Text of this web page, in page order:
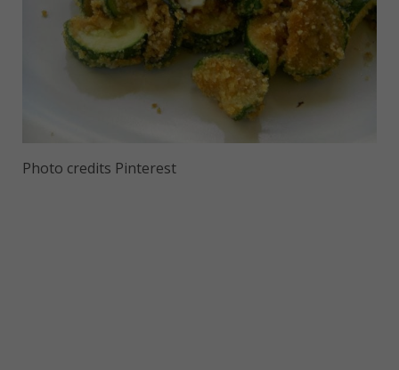
Photo credits Pinterest